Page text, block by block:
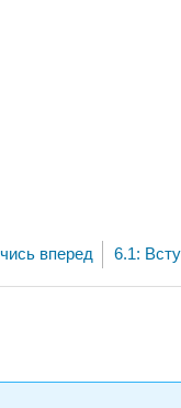
вперед 6.1: